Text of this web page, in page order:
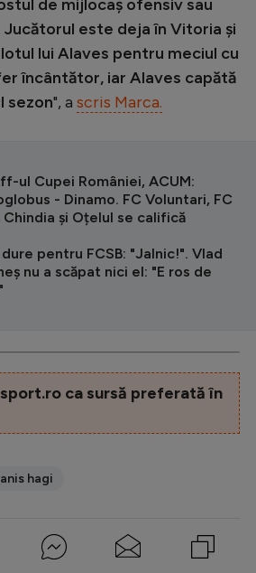
de mijlocaș ofensiv sau
este deja în Vitoria și
lui Alaves pentru meciul cu
încântător, iar Alaves capătă
sezon", a scris Marca.
ul Cupei României, ACUM:
- Dinamo. FC Voluntari, FC
Chindia și Oțelul se califică
pentru FCSB: "Jalnic!". Vlad
nu a scăpat nici el: "E ros de
ca sursă preferată în
hagi